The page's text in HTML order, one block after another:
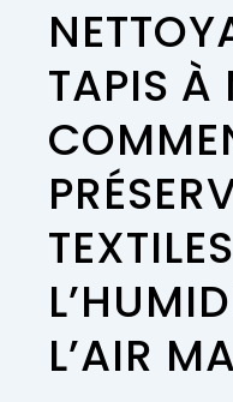
TAPIS À
L’AIR